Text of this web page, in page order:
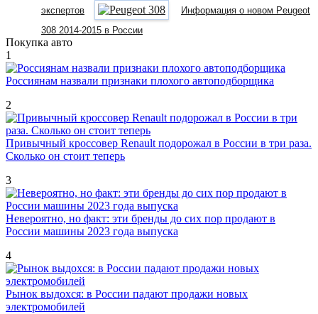
экспертов
Информация о новом Peugeot
308 2014-2015 в России
Покупка авто
1
Россиянам назвали признаки плохого автоподборщика
2
Привычный кроссовер Renault подорожал в России в три раза.
Сколько он стоит теперь
3
Невероятно, но факт: эти бренды до сих пор продают в
России машины 2023 года выпуска
4
Рынок выдохся: в России падают продажи новых
электромобилей